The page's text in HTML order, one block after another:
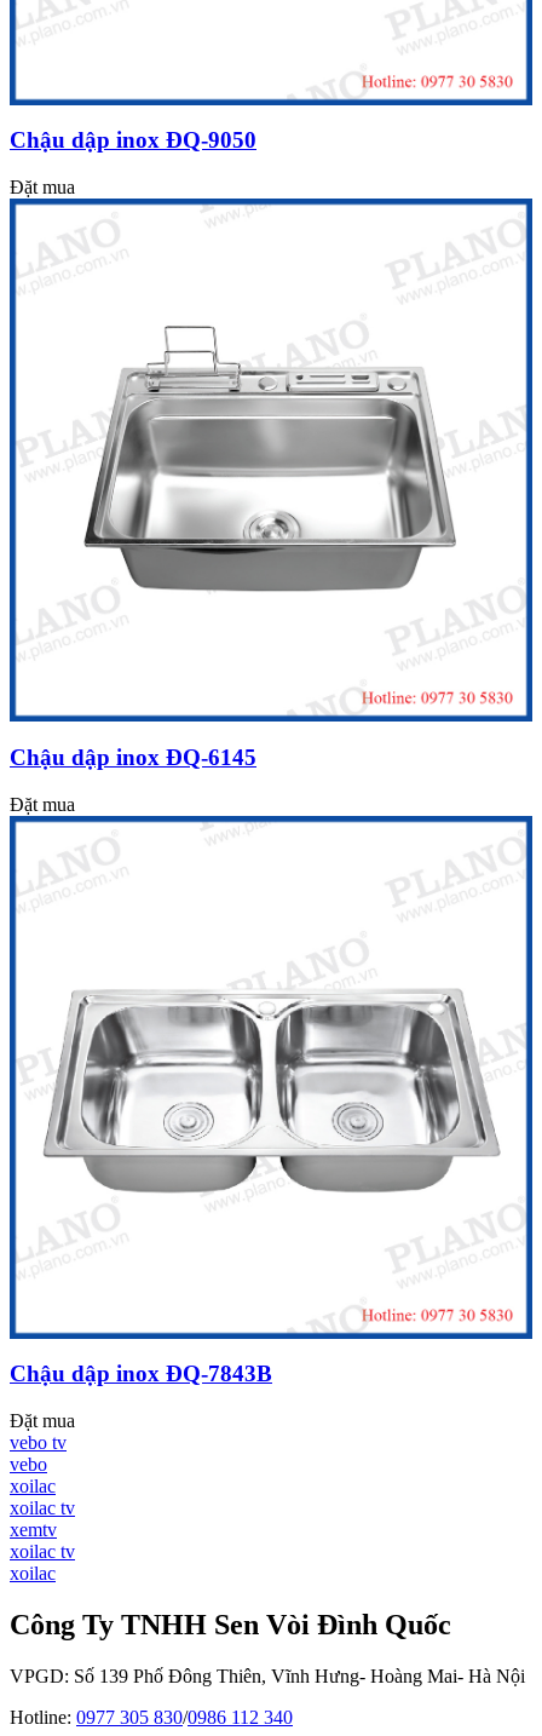
Chậu dập inox ĐQ-9050
Đặt mua
Chậu dập inox ĐQ-6145
Đặt mua
Chậu dập inox ĐQ-7843B
Đặt mua
vebo tv
vebo
xoilac
xoilac tv
xemtv
xoilac tv
xoilac
Công Ty TNHH Sen Vòi Đình Quốc
VPGD: Số 139 Phố Đông Thiên, Vĩnh Hưng- Hoàng Mai- Hà Nội
Hotline: 0977 305 830/0986 112 340